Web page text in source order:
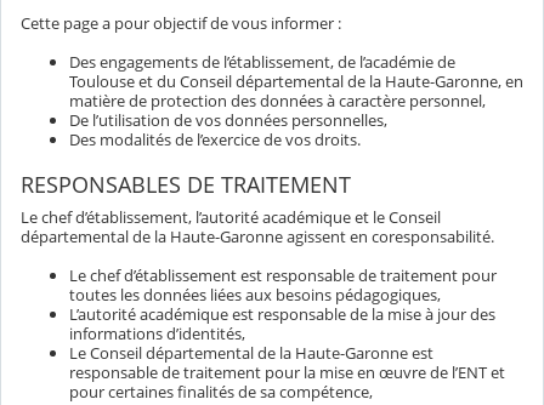
Cette page a pour objectif de vous informer :
Des engagements de l’établissement, de l’académie de
Toulouse et du Conseil départemental de la Haute-Garonne, en
matière de protection des données à caractère personnel,
De l’utilisation de vos données personnelles,
Des modalités de l’exercice de vos droits.
RESPONSABLES DE TRAITEMENT
Le chef d’établissement, l’autorité académique et le Conseil
départemental de la Haute-Garonne agissent en coresponsabilité.
Le chef d’établissement est responsable de traitement pour
toutes les données liées aux besoins pédagogiques,
L’autorité académique est responsable de la mise à jour des
informations d’identités,
Le Conseil départemental de la Haute-Garonne est
responsable de traitement pour la mise en œuvre de l’ENT et
pour certaines finalités de sa compétence,